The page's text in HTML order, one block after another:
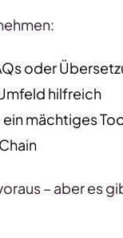
oder
hilfreich
mächtiges
– aber es